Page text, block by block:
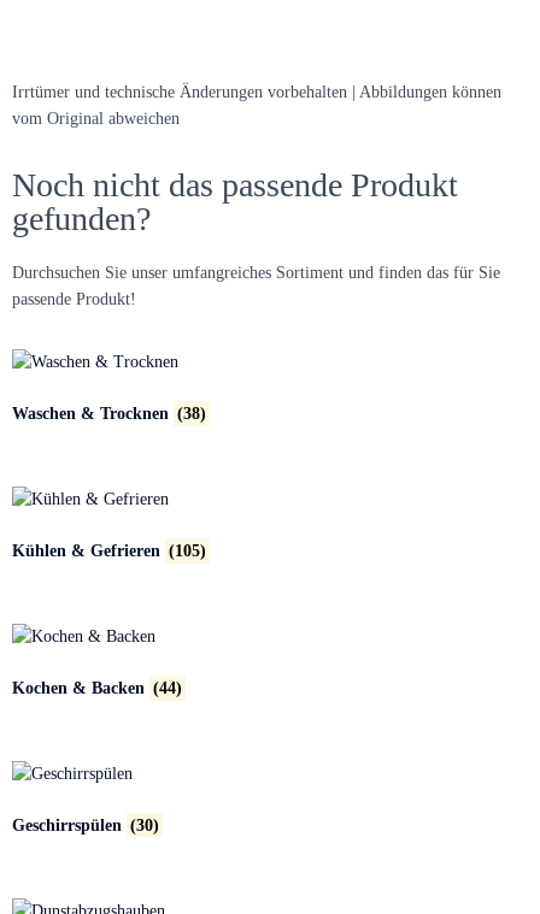
Irrtümer und technische Änderungen vorbehalten | Abbildungen können
vom Original abweichen
Noch nicht das passende Produkt
gefunden?
Durchsuchen Sie unser umfangreiches Sortiment und finden das für Sie
passende Produkt!
Waschen & Trocknen (38)
Kühlen & Gefrieren (105)
Kochen & Backen (44)
Geschirrspülen (30)